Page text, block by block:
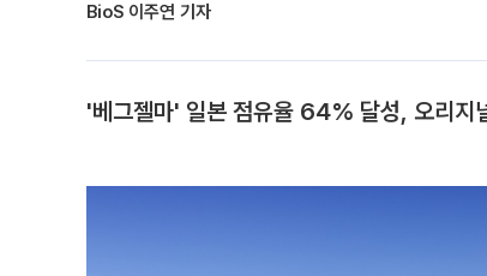
BioS 이주연 기자
'베그젤마' 일본 점유율 64% 달성, 오리지